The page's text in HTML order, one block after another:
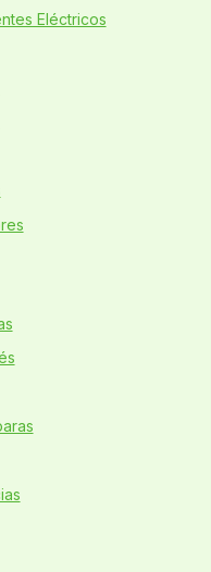
Eléctricos